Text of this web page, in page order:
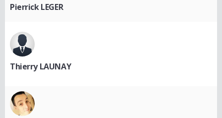
Pierrick LEGER
Thierry LAUNAY